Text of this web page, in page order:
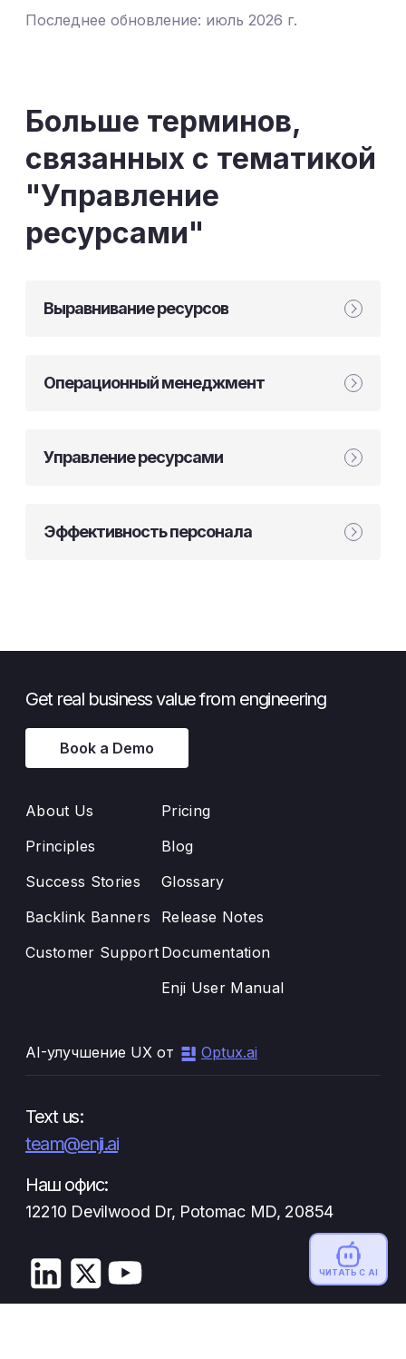
Последнее обновление: июль 2026 г.
Больше терминов,
связанных с тематикой
"Управление
ресурсами"
Выравнивание ресурсов
Операционный менеджмент
Управление ресурсами
Эффективность персонала
ЧИТАТЬ С AI
Get real business value from engineering
Book a Demo
About Us
Principles
Success Stories
Backlink Banners
Customer Support
Pricing
Blog
Glossary
Release Notes
Documentation
Enji User Manual
AI-улучшение UX от Optux.ai
Text us:
team@enji.ai
Наш офис:
12210 Devilwood Dr, Potomac MD, 20854